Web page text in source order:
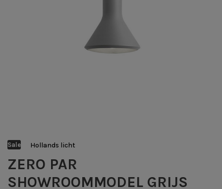
Sale Hollands licht
ZERO PAR
SHOWROOMMODEL GRIJS